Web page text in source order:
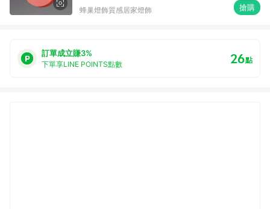
蜂巢燈飾質感居家燈飾 搶購
訂單成立賺3%
下單享LINE POINTS點數 26點